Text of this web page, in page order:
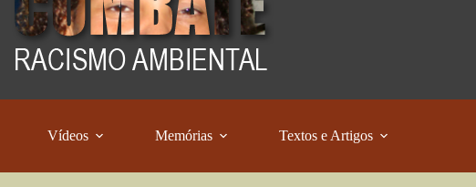
Vídeos Memórias Textos e Artigos